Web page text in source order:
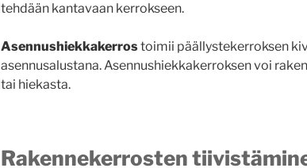
tehdään kantavaan kerrokseen.
Asennushiekkakerrostoimii päällystekerroksen
asennusalustana. Asennushiekkakerroksen voi
tai hiekasta.
Rakennekerrosten